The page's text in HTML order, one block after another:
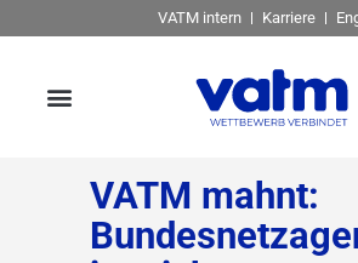
VATM intern Karriere
VATM mahnt: